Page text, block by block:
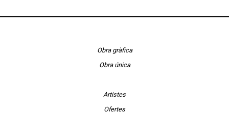
Obra gràfica
Obra única
Artistes
Ofertes